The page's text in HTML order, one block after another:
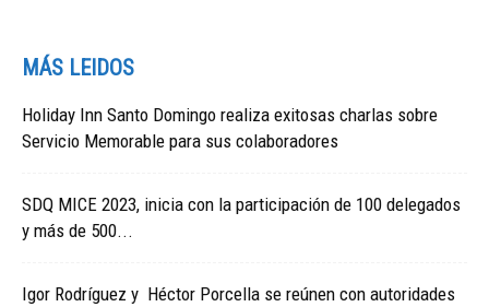
MÁS LEIDOS
Holiday Inn Santo Domingo realiza exitosas charlas sobre
Servicio Memorable para sus colaboradores
SDQ MICE 2023, inicia con la participación de 100 delegados
y más de 500...
Igor Rodríguez y Héctor Porcella se reúnen con autoridades